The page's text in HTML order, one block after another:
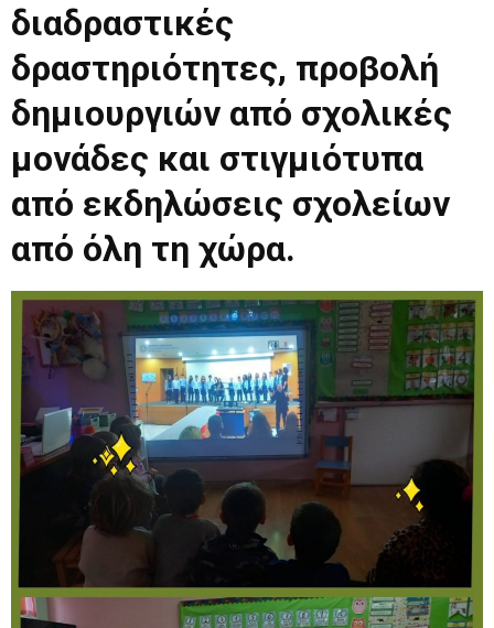
διαδραστικές
δραστηριότητες, προβολή
δημιουργιών από σχολικές
μονάδες και στιγμιότυπα
από εκδηλώσεις σχολείων
από όλη τη χώρα.